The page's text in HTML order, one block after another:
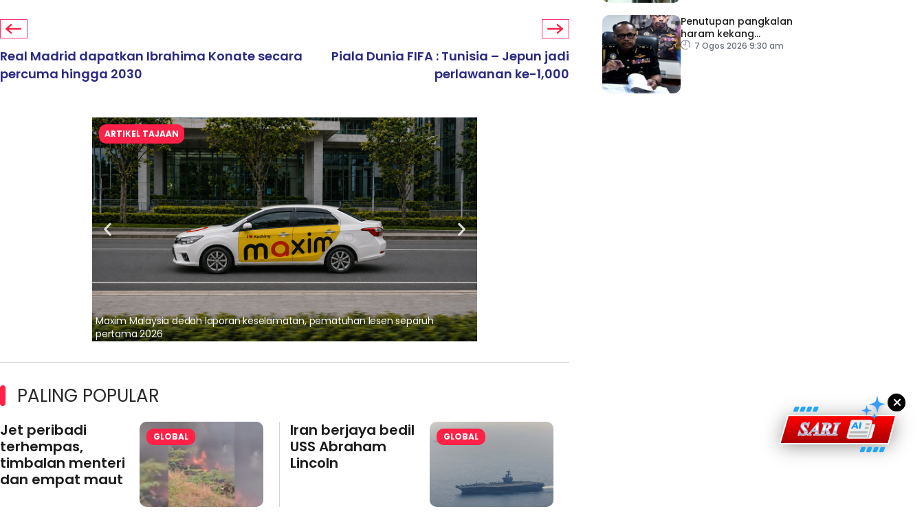
Real Madrid dapatkan Ibrahima Konate secara
percuma hingga 2030
Piala Dunia FIFA : Tunisia – Jepun jadi
perlawanan ke-1,000
ARTIKEL TAJAAN
Maxim Malaysia dedah laporan keselamatan, pematuhan lesen separuh
pertama 2026
PALING POPULAR
Jet peribadi
terhempas,
timbalan menteri
dan empat maut
GLOBAL
Iran berjaya bedil
USS Abraham
Lincoln
GLOBAL
Penutupan pangkalan
haram kekang
penyeludupan di Kelantan
7 Ogos 2026 9:30 am
×